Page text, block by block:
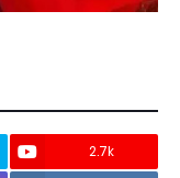
2.7k